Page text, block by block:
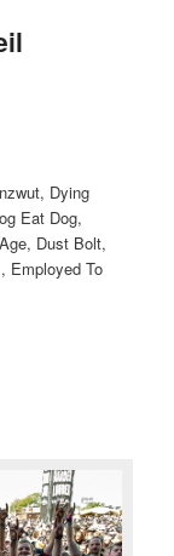
Dying
Eat Dog,
Dust Bolt,
Employed To